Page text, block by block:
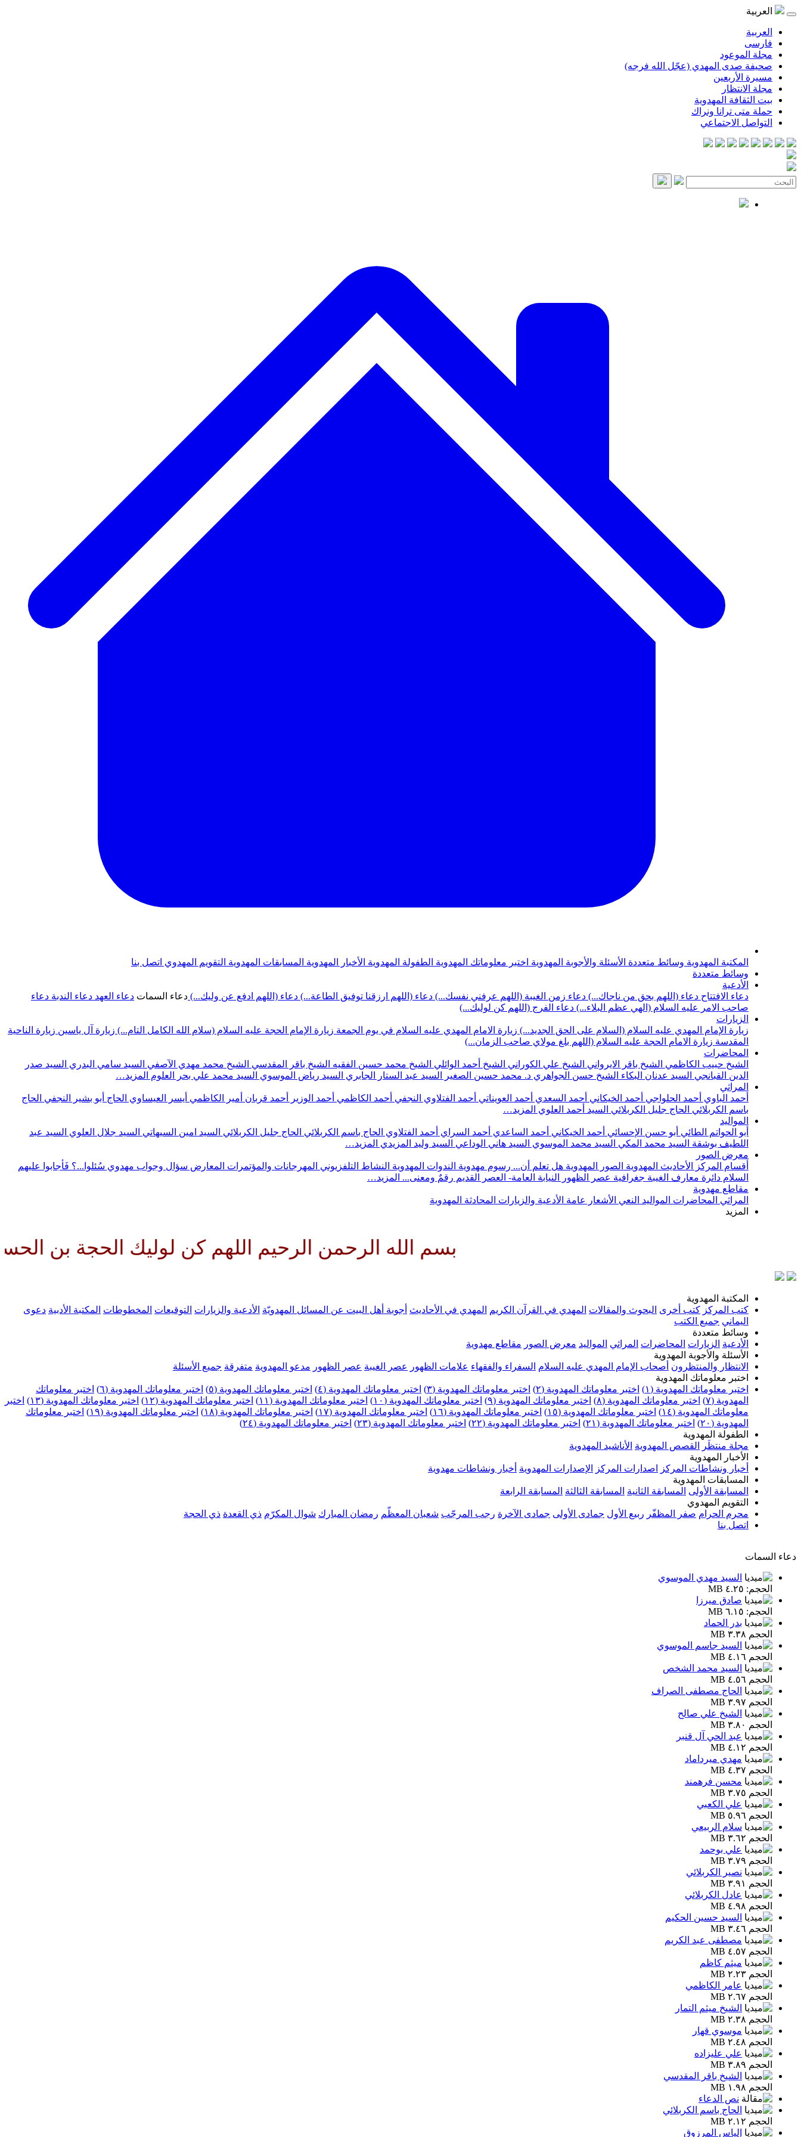
العربية
العربية
فارسی
مجلة الموعود
صحيفة صدى المهدي (عجّل الله فرجه)
مسيرة الأربعين
مجلة الانتظار
بيت الثقافة المهدوية
حملة متى ترانا ونراك
التواصل الاجتماعي
المكتبة المهدوية وسائط متعددة الأسئلة والأجوبة المهدوية اختبر معلوماتك المهدوية الطفولة المهدوية الأخبار المهدوية المسابقات المهدوية التقويم المهدوي اتصل بنا
وسائط متعددة
الأدعية
دعاء الافتتاح دعاء (اللهم بحق من ناجاك...) دعاء زمن الغيبة (اللهم عرفني نفسك...) دعاء (اللهم ارزقنا توفيق الطاعة...) دعاء (اللهم ادفع عن وليك...) دعاء السمات دعاء العهد دعاء الندبة دعاء
صاحب الامر عليه السلام (الهي عظم البلاء...) دعاء الفرج (اللهم كن لوليك...)
الزيارات
زيارة الإمام المهدي عليه السلام (السلام على الحق الجديد...) زيارة الامام المهدي عليه السلام في يوم الجمعة زيارة الإمام الحجة عليه السلام (سلام الله الكامل التام...) زيارة آل ياسين زيارة الناحية
المقدسة زيارة الامام الحجة عليه السلام (اللهم بلغ مولاي صاحب الزمان...)
المحاضرات
الشيخ حبيب الكاظمي الشيخ باقر الايرواني الشيخ علي الكوراني الشيخ أحمد الوائلي الشيخ محمد حسين الفقيه الشيخ باقر المقدسي الشيخ محمد مهدي الآصفي السيد سامي البدري السيد صدر
الدين القبانجي السيد عدنان البكاء الشيخ حسن الجواهري د. محمد حسين الصغير السيد عبد الستار الجابري السيد رياض الموسوي السيد محمد علي بحر العلوم المزيد…
المراثي
أحمد الباوي أحمد الحلواجي أحمد الخيكاني أحمد السعدي أحمد العويناتي أحمد الفتلاوي النجفي أحمد الكاظمي أحمد الوزير أحمد قربان أمير الكاظمي أيسر العيساوي الحاج أبو بشير النجفي الحاج
باسم الكربلائي الحاج جليل الكربلائي السيد أحمد العلوي المزيد…
المواليد
أبو الحواتم الطائي أبو حسن الإحسائي أحمد الخيكاني أحمد الساعدي أحمد السراي أحمد الفتلاوي الحاج باسم الكربلائي الحاج جليل الكربلائي السيد امين السيهاتي السيد جلال العلوي السيد عبد
اللطيف بوشقة السيد محمد المكي السيد محمد الموسوي السيد هاني الوداعي السيد وليد المزيدي المزيد…
معرض الصور
أقسام المركز
الأحاديث المهدوية الصور المهدوية هل تعلم أن... رسوم مهدوية الندوات المهدوية النشاط التلفزيوني المهرجانات والمؤتمرات المعارض سؤال وجواب مهدوي سُئلوا...؟ فَأجابوا عليهم
السلام دائرة معارف الغيبة جغرافية عصر الظهور النيابة العامة- العصر القديم رقمٌ ومعنى... المزيد…
مقاطع مهدوية
المراثي المحاضرات المواليد النعي الأشعار عامة الأدعية والزيارات المحادثة المهدوية
المزيد
بسم الله الرحمن الرحيم اللهم كن لوليك الحجة بن الحسن
المكتبة المهدوية
كتب المركز كتب أخرى البحوث والمقالات المهدي في القرآن الكريم المهدي في الأحاديث أجوبة أهل البيت عن المسائل المهدويّة الأدعية والزيارات التوقيعات المخطوطات المكتبة الأدبية دعوى
اليماني جميع الكتب
وسائط متعددة
الأدعية الزيارات المحاضرات المراثي المواليد معرض الصور مقاطع مهدوية
الأسئلة والأجوبة المهدوية
الانتظار والمنتظرون أصحاب الإمام المهدي عليه السلام السفراء والفقهاء علامات الظهور عصر الغيبة عصر الظهور مدعو المهدوية متفرقة جميع الأسئلة
اختبر معلوماتك المهدوية
اختبر معلوماتك المهدوية (١)
اختبر معلوماتك المهدوية (٢) اختبر معلوماتك المهدوية (٣) اختبر معلوماتك المهدوية (٤) اختبر معلوماتك المهدوية (٥) اختبر معلوماتك المهدوية (٦)
اختبر معلوماتك
المهدوية (٧)
اختبر معلوماتك المهدوية (٨) اختبر معلوماتك المهدوية (٩) اختبر معلوماتك المهدوية (١٠) اختبر معلوماتك المهدوية (١١) اختبر معلوماتك المهدوية (١٢) اختبر معلوماتك المهدوية (١٣)
اختبر
معلوماتك المهدوية (١٤)
اختبر معلوماتك المهدوية (١٥) اختبر معلوماتك المهدوية (١٦) اختبر معلوماتك المهدوية (١٧) اختبر معلوماتك المهدوية (١٨) اختبر معلوماتك المهدوية (١٩)
اختبر معلوماتك
المهدوية (٢٠)
اختبر معلوماتك المهدوية (٢١) اختبر معلوماتك المهدوية (٢٢) اختبر معلوماتك المهدوية (٢٣)
اختبر معلوماتك المهدوية (٢٤)
الطفولة المهدوية
مجلة منتظَر
القصص المهدوية الأناشيد المهدوية
الأخبار المهدوية
أخبار ونشاطات المركز
اصدارات المركز الإصدارات المهدوية أخبار ونشاطات مهدوية
المسابقات المهدوية
المسابقة الأولى المسابقة الثانية المسابقة الثالثة المسابقة الرابعة
التقويم المهدوي
محرم الحرام صفر المظفّر ربيع الأول جمادى الأولى جمادى الآخرة رجب المرجّب شعبان المعظّم رمضان المبارك شوال المكرّم ذي القعدة ذي الحجة
اتصل بنا
دعاء السمات
السيد مهدي الموسوي
الحجم: ٤.٢٥ MB
صادق ميرزا
الحجم: ٦.١٥ MB
بدر الحماد
الحجم ٣.٣٨ MB
السيد جاسم الموسوي
الحجم ٤.١٦ MB
السيد محمد الشخص
الحجم ٤.٥٦ MB
الحاج مصطفى الصراف
الحجم ٣.٩٧ MB
الشيخ علي صالح
الحجم ٣.٨٠ MB
عبد الحي آل قنبر
الحجم ٤.١٢ MB
مهدي ميرداماد
الحجم ٤.٣٧ MB
محسن فرهمند
الحجم ٣.٧٥ MB
علي الكعبي
الحجم ٥.٩٦ MB
سلام الربيعي
الحجم ٣.٦٢ MB
علي بوحمد
الحجم ٣.٧٩ MB
نصير الكربلائي
الحجم ٣.٩١ MB
عادل الكربلائي
الحجم ٤.٩٨ MB
السيد حسين الحكيم
الحجم ٣.٤٦ MB
مصطفى عبد الكريم
الحجم ٤.٥٧ MB
ميثم كاظم
الحجم ٢.٢٣ MB
عامر الكاظمي
الحجم ٢.٦٧ MB
الشيخ ميثم التمار
الحجم ٢.٣٨ MB
موسوي قهار
الحجم ٢.٤٨ MB
علي عليزاده
الحجم ٣.٨٩ MB
الشيخ باقر المقدسي
الحجم ١.٩٨ MB
نص الدعاء
الحاج باسم الكربلائي
الحجم ٢.١٢ MB
إلياس المرزوق